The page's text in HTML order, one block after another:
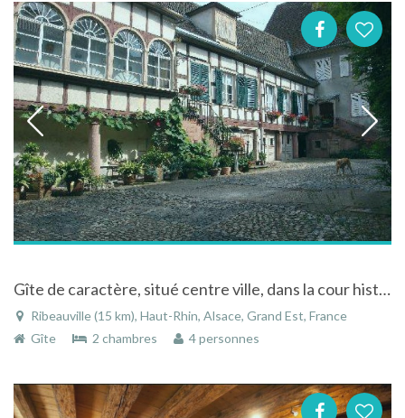
Gîte de caractère, situé centre ville, dans la cour historique des nobles de Rathsamhausen
Ribeauville (15 km), Haut-Rhin, Alsace, Grand Est, France
Gîte
2 chambres 4 personnes